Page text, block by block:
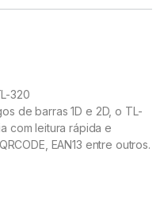
320
de barras 1D e 2D, o TL-
com leitura rápida e
EAN13 entre outros.